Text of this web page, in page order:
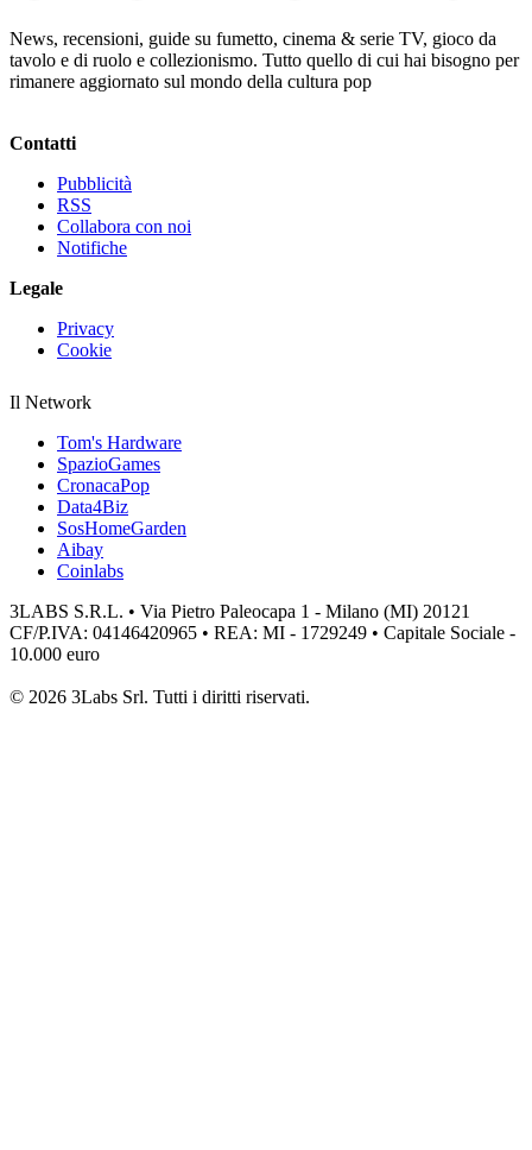
News, recensioni, guide su fumetto, cinema & serie TV, gioco da
tavolo e di ruolo e collezionismo. Tutto quello di cui hai bisogno per
rimanere aggiornato sul mondo della cultura pop
Contatti
Pubblicità
RSS
Collabora con noi
Notifiche
Legale
Privacy
Cookie
Il Network
Tom's Hardware
SpazioGames
CronacaPop
Data4Biz
SosHomeGarden
Aibay
Coinlabs
3LABS S.R.L. • Via Pietro Paleocapa 1 - Milano (MI) 20121
CF/P.IVA: 04146420965 • REA: MI - 1729249 • Capitale Sociale -
10.000 euro
© 2026 3Labs Srl. Tutti i diritti riservati.